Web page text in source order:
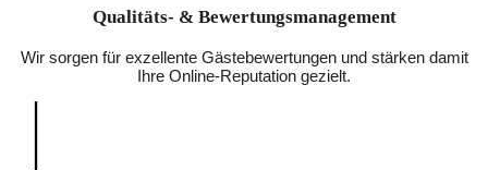
Qualitäts- & Bewertungsmanagement
Wir sorgen für exzellente Gästebewertungen und stärken damit
Ihre Online-Reputation gezielt.